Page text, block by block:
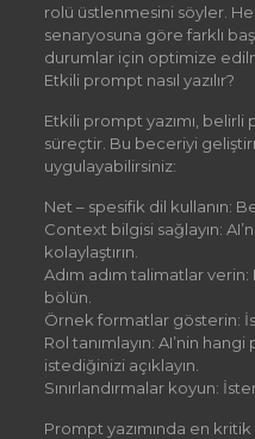
rolü üstlenmesini söyler.
senaryosuna göre farklı
durumlar için optimize
Etkili prompt nasıl yazılır?
Etkili prompt yazımı,
süreçtir. Bu beceriyi
uygulayabilirsiniz:
Net – spesifik dil kullanın:
Context bilgisi sağlayın:
kolaylaştırın.
Adım adım talimatlar
bölün.
Örnek formatlar gösterin:
Rol tanımlayın: AI’nin
istediğinizi açıklayın.
Sınırlandırmalar koyun:
Prompt yazımında en